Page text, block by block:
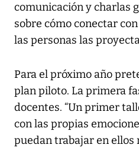
comunicación y charlas
sobre cómo conectar
las personas las
Para el próximo año
plan piloto. La primera
docentes. “Un primer
con las propias
puedan trabajar en ellos